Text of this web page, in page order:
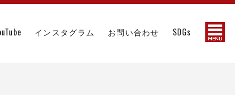
インスタグラム お問い合わせ SDGs